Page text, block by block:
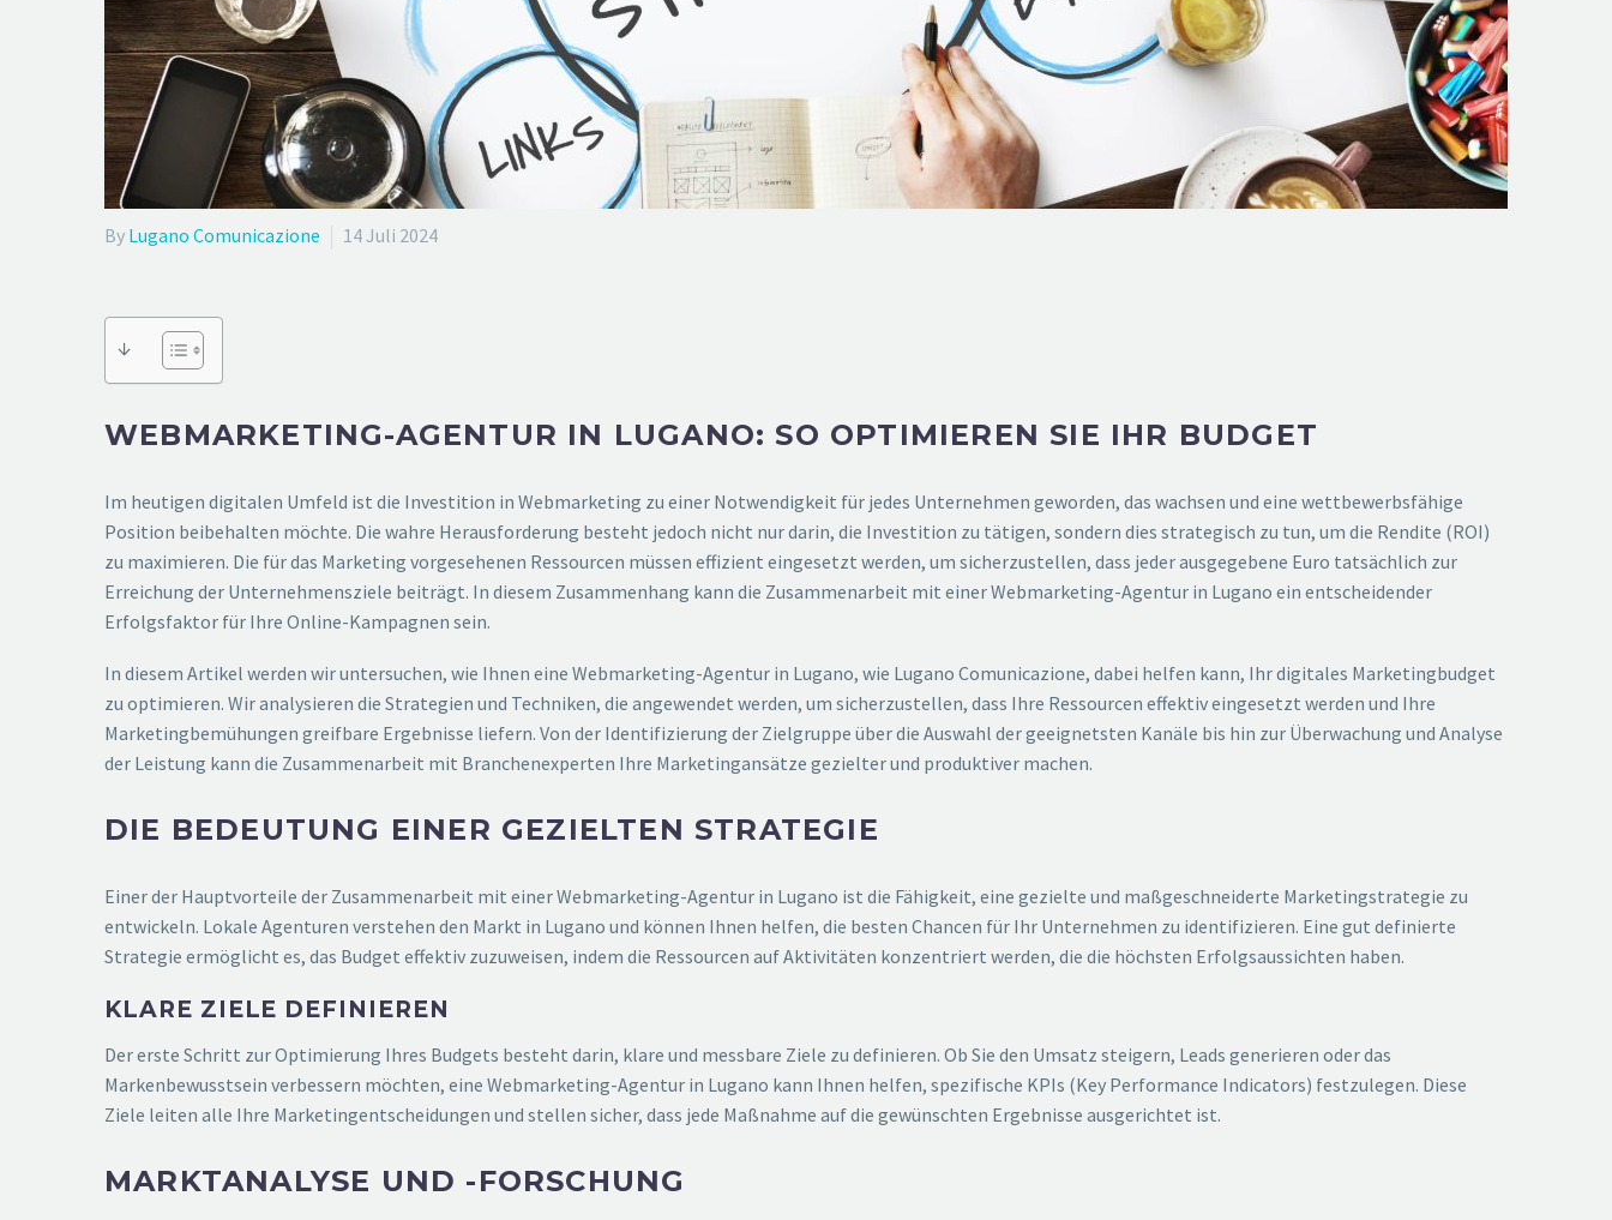
By Lugano Comunicazione 14 Juli 2024
↓
WEBMARKETING-AGENTUR IN LUGANO: SO OPTIMIEREN SIE IHR BUDGET
Im heutigen digitalen Umfeld ist die Investition in Webmarketing zu einer Notwendigkeit für jedes Unternehmen geworden, das wachsen und eine wettbewerbsfähige
Position beibehalten möchte. Die wahre Herausforderung besteht jedoch nicht nur darin, die Investition zu tätigen, sondern dies strategisch zu tun, um die Rendite (ROI)
zu maximieren. Die für das Marketing vorgesehenen Ressourcen müssen effizient eingesetzt werden, um sicherzustellen, dass jeder ausgegebene Euro tatsächlich zur
Erreichung der Unternehmensziele beiträgt. In diesem Zusammenhang kann die Zusammenarbeit mit einer Webmarketing-Agentur in Lugano ein entscheidender
Erfolgsfaktor für Ihre Online-Kampagnen sein.
In diesem Artikel werden wir untersuchen, wie Ihnen eine Webmarketing-Agentur in Lugano, wie Lugano Comunicazione, dabei helfen kann, Ihr digitales Marketingbudget
zu optimieren. Wir analysieren die Strategien und Techniken, die angewendet werden, um sicherzustellen, dass Ihre Ressourcen effektiv eingesetzt werden und Ihre
Marketingbemühungen greifbare Ergebnisse liefern. Von der Identifizierung der Zielgruppe über die Auswahl der geeignetsten Kanäle bis hin zur Überwachung und Analyse
der Leistung kann die Zusammenarbeit mit Branchenexperten Ihre Marketingansätze gezielter und produktiver machen.
DIE BEDEUTUNG EINER GEZIELTEN STRATEGIE
Einer der Hauptvorteile der Zusammenarbeit mit einer Webmarketing-Agentur in Lugano ist die Fähigkeit, eine gezielte und maßgeschneiderte Marketingstrategie zu
entwickeln. Lokale Agenturen verstehen den Markt in Lugano und können Ihnen helfen, die besten Chancen für Ihr Unternehmen zu identifizieren. Eine gut definierte
Strategie ermöglicht es, das Budget effektiv zuzuweisen, indem die Ressourcen auf Aktivitäten konzentriert werden, die die höchsten Erfolgsaussichten haben.
KLARE ZIELE DEFINIEREN
Der erste Schritt zur Optimierung Ihres Budgets besteht darin, klare und messbare Ziele zu definieren. Ob Sie den Umsatz steigern, Leads generieren oder das
Markenbewusstsein verbessern möchten, eine Webmarketing-Agentur in Lugano kann Ihnen helfen, spezifische KPIs (Key Performance Indicators) festzulegen. Diese
Ziele leiten alle Ihre Marketingentscheidungen und stellen sicher, dass jede Maßnahme auf die gewünschten Ergebnisse ausgerichtet ist.
MARKTANALYSE UND -FORSCHUNG